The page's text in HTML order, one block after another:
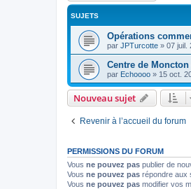
SUJETS
Opérations
par JPTurcotte » 07 juil.
Centre de
par Echoooo » 15 oct.
Nouveau sujet
Revenir à l’accueil du forum
PERMISSIONS DU FORUM
Vous ne pouvez pas publier de
Vous ne pouvez pas répondre aux
Vous ne pouvez pas modifier vos